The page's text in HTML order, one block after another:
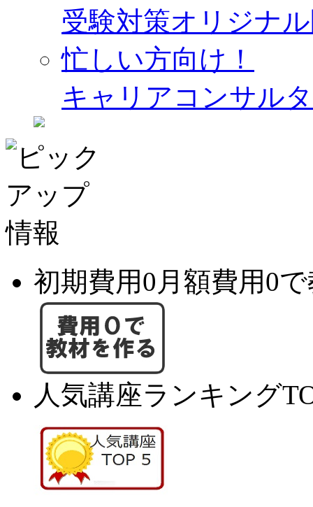
受験対策オリジナ
忙しい方向け！
キャリアコンサル
初期費用0月額費用0
人気講座ランキング